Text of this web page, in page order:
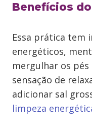
Benefícios
Essa prática tem
energéticos,
mergulhar os
sensação de
adicionar sal
limpeza